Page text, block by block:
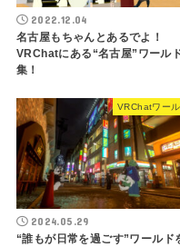
2022.12.04
名古屋もちゃんとあるでよ！
VRChatにある“名古屋”ワール
集！
VRChatワー
2024.05.29
“誰もが日常を過ごす”ワールド